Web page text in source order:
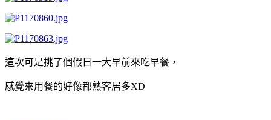
這次可是挑了個假日一大早前來吃早餐，
感覺來用餐的好像都熟客居多XD